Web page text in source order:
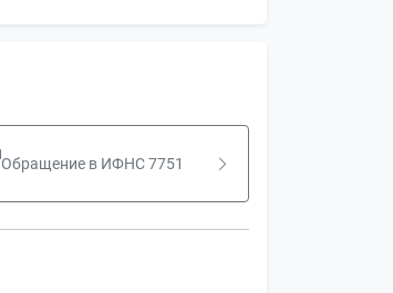
Обращение в ИФНС 7751